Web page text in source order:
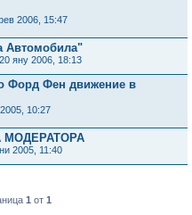
2006, 15:47
Автомобила"
20 яну 2006, 18:13
Форд Фен движение в
10:27
МОДЕРАТОРА
2005, 11:40
1 от 1